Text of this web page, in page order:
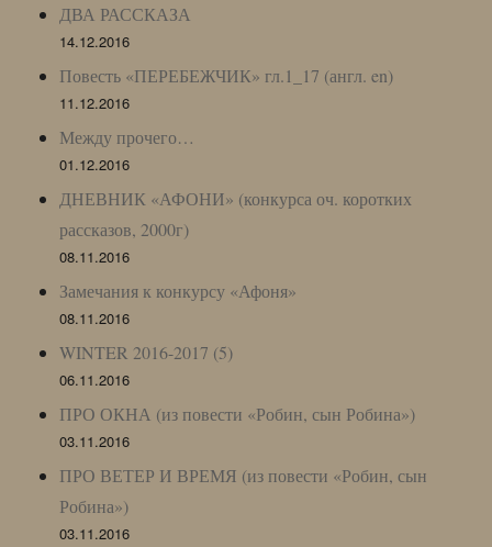
ДВА РАССКАЗА
14.12.2016
Повесть «ПЕРЕБЕЖЧИК» гл.1_17 (англ. en)
11.12.2016
Между прочего…
01.12.2016
ДНЕВНИК «АФОНИ» (конкурса оч. коротких
рассказов, 2000г)
08.11.2016
Замечания к конкурсу «Афоня»
08.11.2016
WINTER 2016-2017 (5)
06.11.2016
ПРО ОКНА (из повести «Робин, сын Робина»)
03.11.2016
ПРО ВЕТЕР И ВРЕМЯ (из повести «Робин, сын
Робина»)
03.11.2016